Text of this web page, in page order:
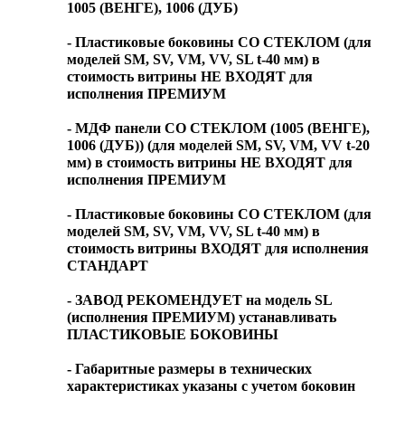
1005 (ВЕНГЕ), 1006 (ДУБ)
- Пластиковые боковины СО СТЕКЛОМ (для
моделей SM, SV, VM, VV, SL t-40 мм) в
стоимость витрины НЕ ВХОДЯТ для
исполнения ПРЕМИУМ
- МДФ панели СО СТЕКЛОМ (1005 (ВЕНГЕ),
1006 (ДУБ)) (для моделей SM, SV, VM, VV t-20
мм) в стоимость витрины НЕ ВХОДЯТ для
исполнения ПРЕМИУМ
- Пластиковые боковины СО СТЕКЛОМ (для
моделей SM, SV, VM, VV, SL t-40 мм) в
стоимость витрины ВХОДЯТ для исполнения
СТАНДАРТ
- ЗАВОД РЕКОМЕНДУЕТ на модель SL
(исполнения ПРЕМИУМ) устанавливать
ПЛАСТИКОВЫЕ БОКОВИНЫ
- Габаритные размеры в технических
характеристиках указаны с учетом боковин